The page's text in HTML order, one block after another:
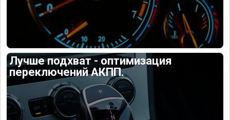
Лучше подхват - оптимизация
переключений АКПП.